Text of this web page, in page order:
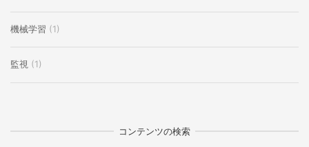
機械学習 (1)
監視 (1)
コンテンツの検索